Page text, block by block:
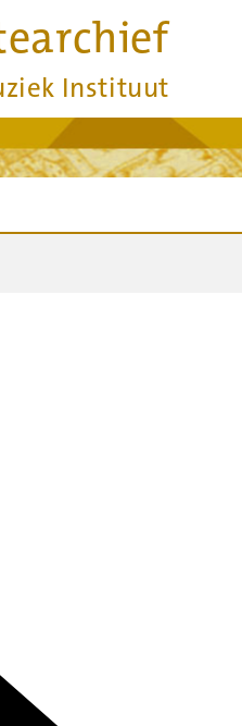
Instituut